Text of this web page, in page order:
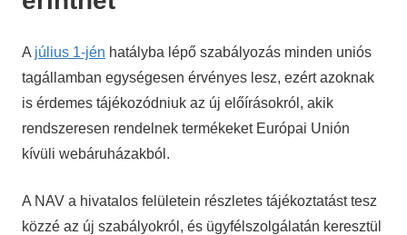
A július 1-jén hatályba lépő szabályozás minden uniós
tagállamban egységesen érvényes lesz, ezért azoknak
is érdemes tájékozódniuk az új előírásokról, akik
rendszeresen rendelnek termékeket Európai Unión
kívüli webáruházakból.
A NAV a hivatalos felületein részletes tájékoztatást tesz
közzé az új szabályokról, és ügyfélszolgálatán keresztül